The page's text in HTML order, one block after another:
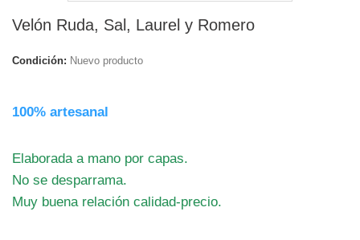
Velón Ruda, Sal, Laurel y Romero
Condición: Nuevo producto
100% artesanal
Elaborada a mano por capas.
No se desparrama.
Muy buena relación calidad-precio.